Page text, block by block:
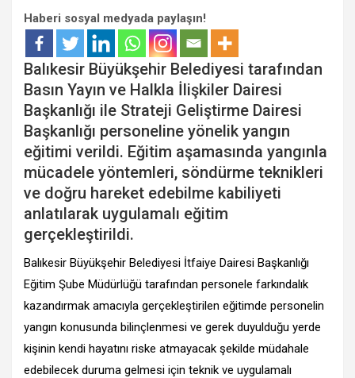
Haberi sosyal medyada paylaşın!
Balıkesir Büyükşehir Belediyesi tarafından
Basın Yayın ve Halkla İlişkiler Dairesi
Başkanlığı ile Strateji Geliştirme Dairesi
Başkanlığı personeline yönelik yangın
eğitimi verildi. Eğitim aşamasında yangınla
mücadele yöntemleri, söndürme teknikleri
ve doğru hareket edebilme kabiliyeti
anlatılarak uygulamalı eğitim
gerçekleştirildi.
Balıkesir Büyükşehir Belediyesi İtfaiye Dairesi Başkanlığı
Eğitim Şube Müdürlüğü tarafından personele farkındalık
kazandırmak amacıyla gerçekleştirilen eğitimde personelin
yangın konusunda bilinçlenmesi ve gerek duyulduğu yerde
kişinin kendi hayatını riske atmayacak şekilde müdahale
edebilecek duruma gelmesi için teknik ve uygulamalı